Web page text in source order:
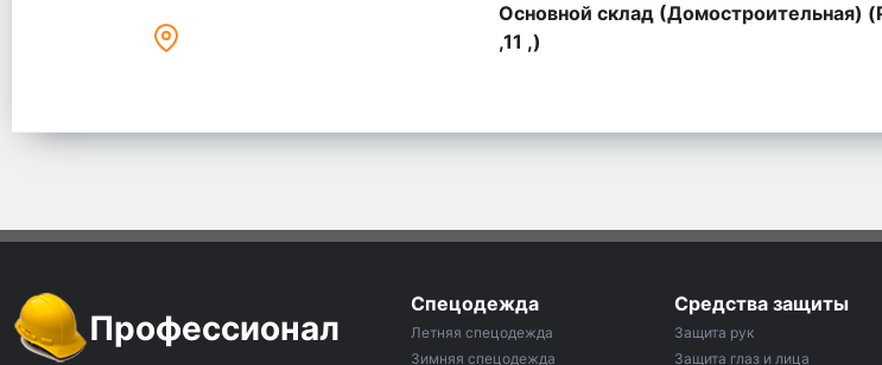
Основной склад (Домостроительная)
,11 ,)
Профессионал
Спецодежда
Летняя спецодежда
Зимняя спецодежда
Средства защиты
Защита рук
Защита глаз и лица